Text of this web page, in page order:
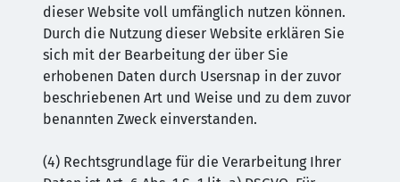
dieser Website voll umfänglich nutzen können.
Durch die Nutzung dieser Website erklären Sie
sich mit der Bearbeitung der über Sie
erhobenen Daten durch Usersnap in der zuvor
beschriebenen Art und Weise und zu dem zuvor
benannten Zweck einverstanden.
(4) Rechtsgrundlage für die Verarbeitung Ihrer